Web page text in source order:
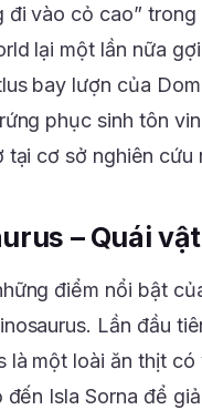
đi vào cỏ cao”
lại một lần nữa
bay lượn của
phục sinh tôn
tại cơ sở nghiên
– Quái
điểm nổi bật
Lần đầu
là một loài ăn thịt
đến Isla Sorna để